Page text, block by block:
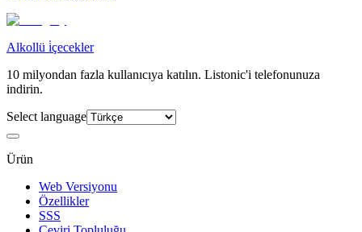
Alkollü i̇çecekler
10 milyondan fazla kullanıcıya katılın. Listonic'i telefonunuza
indirin.
Select language
Ürün
Web Versiyonu
Özellikler
SSS